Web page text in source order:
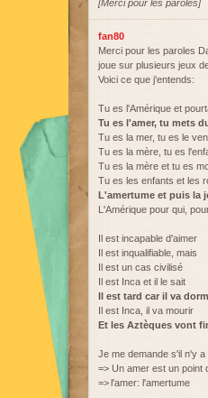
[Merci pour les paroles]
fan80
Merci pour les paroles
joue sur plusieurs jeux
Voici ce que j'entends:
Tu es l'Amérique et
Tu es l'amer, tu mets
Tu es la mer, tu es le
Tu es la mère, tu es
Tu es la mère et tu es
Tu es les enfants et les
L'amertume et puis la
L'Amérique pour qui,
Il est incapable d'aimer
Il est inqualifiable, mais
Il est un cas civilisé
Il est Inca et il le sait
Il est tard car il va
Il est Inca, il va mourir
Et les Aztèques vont
Je me demande s'il n'y a
=> Un amer est un point
=> l'amer: l'amertume